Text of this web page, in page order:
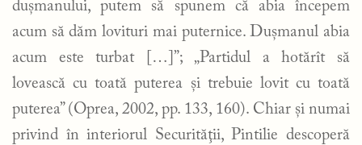
duşmanului, putem să spunem că abia începem
acum să dăm lovituri mai puternice. Duşmanul abia
acum este turbat […]”; „Partidul a hotărît să
lovească cu toată puterea şi trebuie lovit cu toată
puterea” (Oprea, 2002, pp. 133, 160). Chiar şi numai
privind în interiorul Securităţii, Pintilie descoperă